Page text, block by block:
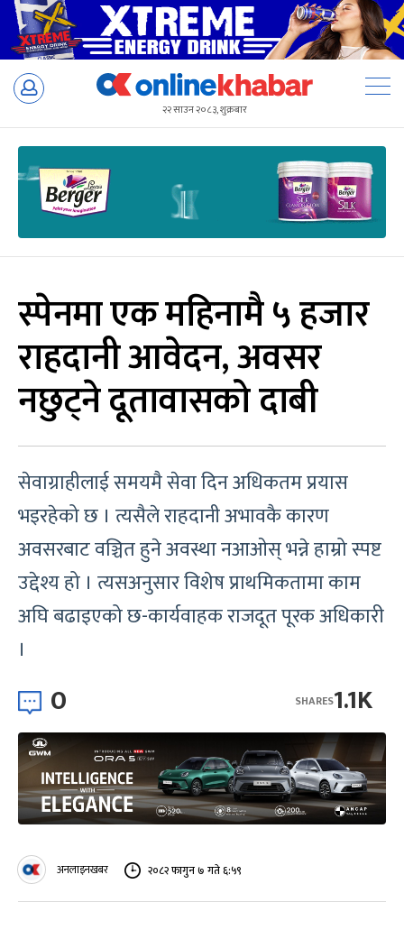
Skip
२२ साउन २०८३, शुक्रबार
स्पेनमा एक महिनामै ५ हजार
राहदानी आवेदन, अवसर
नछुट्ने दूतावासको दाबी
सेवाग्राहीलाई समयमै सेवा दिन अधिकतम प्रयास
भइरहेको छ । त्यसैले राहदानी अभावकै कारण
अवसरबाट वञ्चित हुने अवस्था नआओस् भन्ने हाम्रो स्पष्ट
उद्देश्य हो । त्यसअनुसार विशेष प्राथमिकतामा काम
अघि बढाइएको छ-कार्यवाहक राजदूत पूरक अधिकारी
।
0 1.1K
SHARES
अनलाइनखबर २०८२ फागुन ७ गते ६:५९